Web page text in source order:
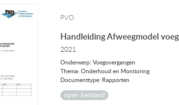
PVO
Handleiding Afweegmodel
2021
Onderwerp: Voegovergangen
Thema: Onderhoud en Monitoring
Documenttype: Rapporten
open bestand